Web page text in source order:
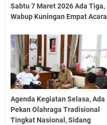
Sabtu 7 Maret 2026 Ada Tiga,
Wabup Kuningan Empat Acara
Agenda Kegiatan Selasa, Ada
Pekan Olahraga Tradisional
Tingkat Nasional, Sidang